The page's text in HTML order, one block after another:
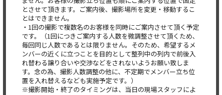
とさせて頂きます。ご案内後、撮影場所を変更・移動するこ
とはできません。
・1回の撮影で複数名のお客様を同時にご案内させて頂く予定
です。（1回につきご案内する人数を微調整させて頂くため、
毎回同じ人数であるとは限りません。そのため、希望するメ
ンバーの近くに立つことを目的として整列中の列内で前後入
れ替わる譲り合いや交渉などをされないようお願い致しま
す。念の為、撮影人数調整の他に、不定期でメンバー立ち位
置を入れ替えるなども実施予定です。）
※撮影開始・終了のタイミングは、当日の現場スタッフによ